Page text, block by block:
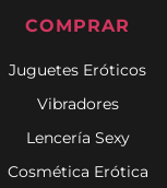
COMPRAR
Juguetes Eróticos
Vibradores
Lencería Sexy
Cosmética Erótica